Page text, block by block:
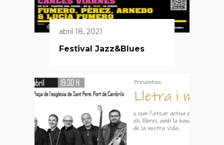
abril 18, 2021
Festival Jazz&Blues